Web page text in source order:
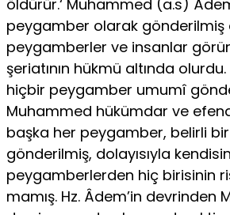
öldürür.‘ Muhammed (a.s)
peygamber ola­rak gönderilmiş
peygamberler ve insanlar
şeriatının hükmü altında
hiçbir peygamber umumî
Muhammed hükümdar ve
başka her peygamber, belirli
gönderilmiş, dolayısıy­la
peygamberlerden hiç birisinin
mamış. Hz. Âdem’in devrinden